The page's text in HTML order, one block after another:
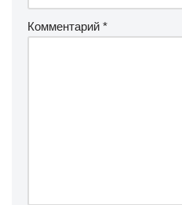
Комментарий *